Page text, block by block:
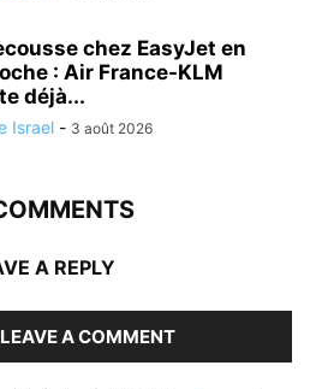
chez EasyJet en
: Air France-KLM
déjà...
Israel - 3 août 2026
A REPLY
A COMMENT